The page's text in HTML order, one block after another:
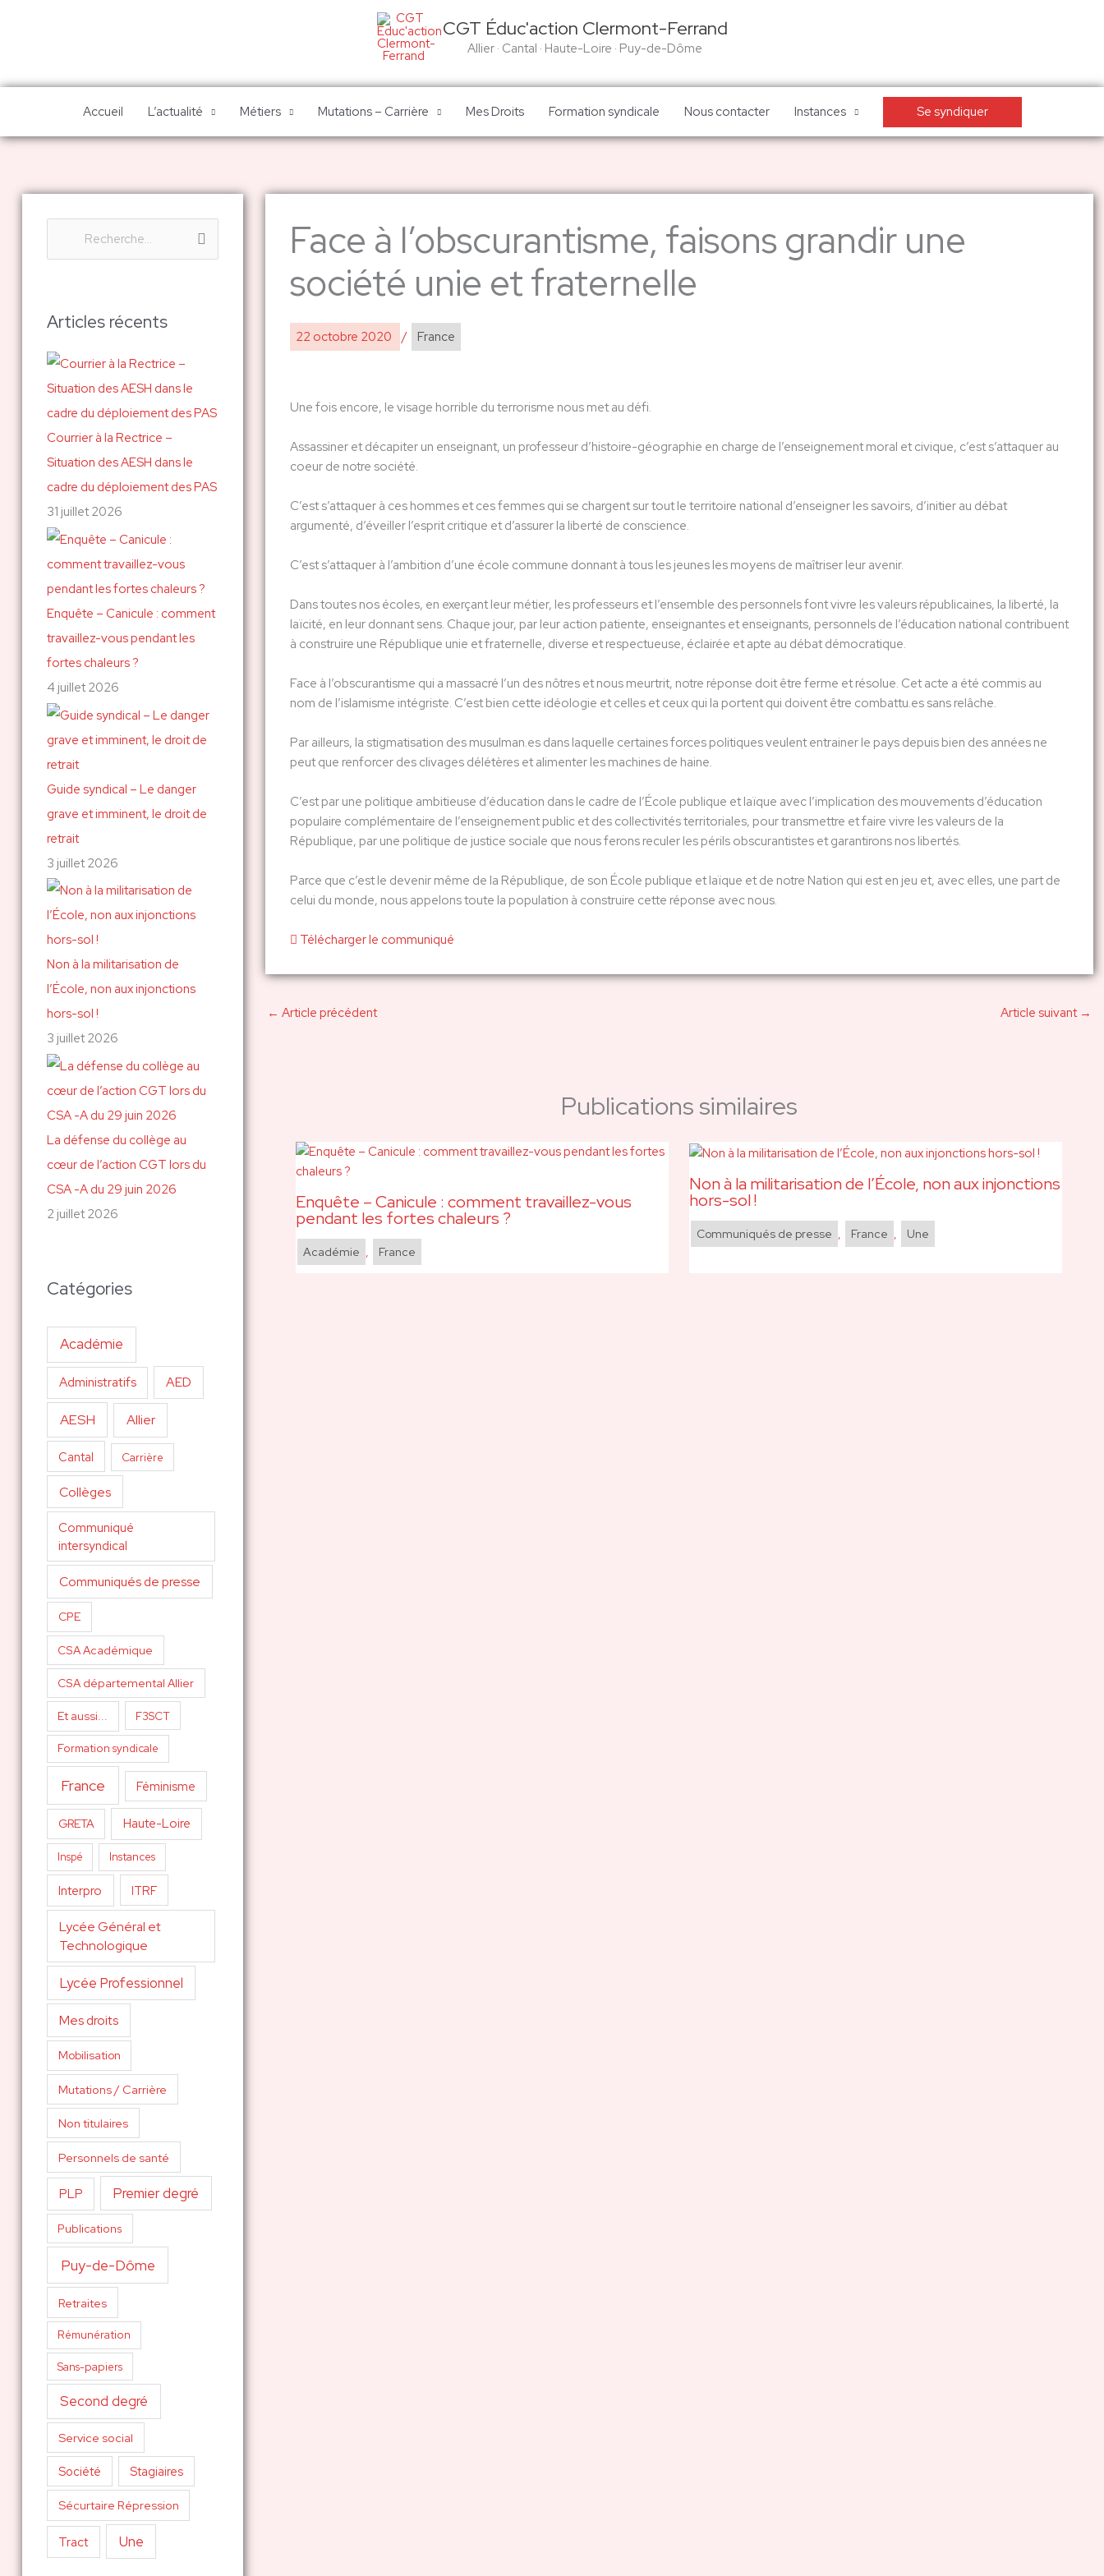
CGT Éduc'action Clermont-Ferrand
Allier · Cantal · Haute-Loire · Puy-de-Dôme
Accueil L’actualité Métiers Mutations – Carrière Mes Droits Formation syndicale Nous contacter Instances Se syndiquer
h
r
c
h
e
r
:
Articles récents
Courrier à la Rectrice –
Situation des AESH dans le
cadre du déploiement des PAS
31 juillet 2026
Enquête – Canicule : comment
travaillez-vous pendant les
fortes chaleurs ?
4 juillet 2026
Guide syndical – Le danger
grave et imminent, le droit de
retrait
3 juillet 2026
Non à la militarisation de
l’École, non aux injonctions
hors-sol !
3 juillet 2026
La défense du collège au
cœur de l’action CGT lors du
CSA -A du 29 juin 2026
2 juillet 2026
Catégories
Académie
Administratifs AED
AESH Allier
Cantal Carrière
Collèges
Communiqué
intersyndical
Communiqués de presse
CPE
CSA Académique
CSA départemental Allier
Et aussi... F3SCT
Formation syndicale
France Féminisme
GRETA Haute-Loire
Inspé Instances
Interpro ITRF
Lycée Général et
Technologique
Lycée Professionnel
Mes droits
Mobilisation
Mutations / Carrière
Non titulaires
Personnels de santé
PLP Premier degré
Publications
Puy-de-Dôme
Retraites
Rémunération
Sans-papiers
Second degré
Service social
Société Stagiaires
Sécurtaire Répression
Tract Une
Face à l’obscurantisme, faisons grandir une
société unie et fraternelle
22 octobre 2020 / France
Une fois encore, le visage horrible du terrorisme nous met au défi.
Assassiner et décapiter un enseignant, un professeur d’histoire-géographie en charge de l’enseignement moral et civique, c’est s’attaquer au
coeur de notre société.
C’est s’attaquer à ces hommes et ces femmes qui se chargent sur tout le territoire national d’enseigner les savoirs, d’initier au débat
argumenté, d’éveiller l’esprit critique et d’assurer la liberté de conscience.
C’est s’attaquer à l’ambition d’une école commune donnant à tous les jeunes les moyens de maîtriser leur avenir.
Dans toutes nos écoles, en exerçant leur métier, les professeurs et l’ensemble des personnels font vivre les valeurs républicaines, la liberté, la
laïcité, en leur donnant sens. Chaque jour, par leur action patiente, enseignantes et enseignants, personnels de l’éducation national contribuent
à construire une République unie et fraternelle, diverse et respectueuse, éclairée et apte au débat démocratique.
Face à l’obscurantisme qui a massacré l’un des nôtres et nous meurtrit, notre réponse doit être ferme et résolue. Cet acte a été commis au
nom de l’islamisme intégriste. C’est bien cette idéologie et celles et ceux qui la portent qui doivent être combattu.es sans relâche.
Par ailleurs, la stigmatisation des musulman.es dans laquelle certaines forces politiques veulent entrainer le pays depuis bien des années ne
peut que renforcer des clivages délétères et alimenter les machines de haine.
C’est par une politique ambitieuse d’éducation dans le cadre de l’École publique et laïque avec l’implication des mouvements d’éducation
populaire complémentaire de l’enseignement public et des collectivités territoriales, pour transmettre et faire vivre les valeurs de la
République, par une politique de justice sociale que nous ferons reculer les périls obscurantistes et garantirons nos libertés.
Parce que c’est le devenir même de la République, de son École publique et laïque et de notre Nation qui est en jeu et, avec elles, une part de
celui du monde, nous appelons toute la population à construire cette réponse avec nous.
Télécharger le communiqué
← Article précédent Article suivant →
Publications similaires
Enquête – Canicule : comment travaillez-vous
pendant les fortes chaleurs ?
Académie , France
Non à la militarisation de l’École, non aux injonctions
hors-sol !
Communiqués de presse , France , Une